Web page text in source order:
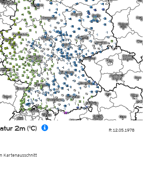
Fr. 12.05.1978
Kartenausschnitt
2m (°C)